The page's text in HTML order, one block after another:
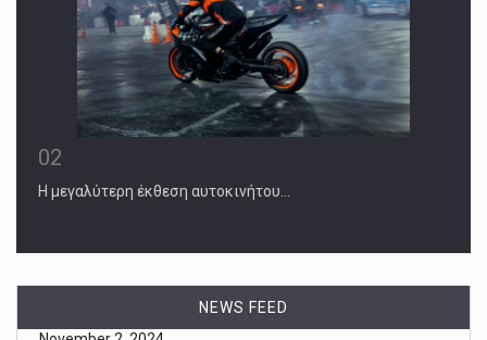
02
Η μεγαλύτερη έκθεση αυτοκινήτου…
NEWS FEED